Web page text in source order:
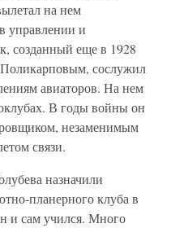
на нем
управлении и
созданный еще в 1928
сослужил
авиаторов. На нем
В годы войны он
незаменимым
связи.
назначили
планерного клуба в
и сам учился. Много